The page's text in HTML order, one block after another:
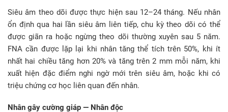
Siêu âm theo dõi được thực hiện sau 12–24 tháng. Nếu nhân
ổn định qua hai lần siêu âm liên tiếp, chu kỳ theo dõi có thể
được giãn ra hoặc ngừng theo dõi thường xuyên sau 5 năm.
FNA cần được lặp lại khi nhân tăng thể tích trên 50%, khi ít
nhất hai chiều tăng hơn 20% và tăng trên 2 mm mỗi năm, khi
xuất hiện đặc điểm nghi ngờ mới trên siêu âm, hoặc khi có
triệu chứng cơ học liên quan đến nhân.
Nhân gây cường giáp — Nhân độc